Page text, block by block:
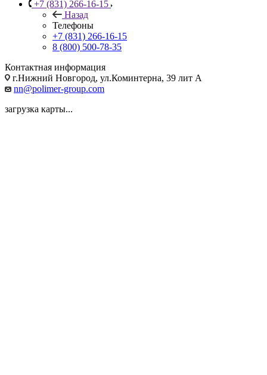
+7 (831) 266-16-15
Назад
Телефоны
+7 (831) 266-16-15
8 (800) 500-78-35
Контактная информация
г.Нижний Новгород, ул.Коминтерна, 39 лит А
nn@polimer-group.com
загрузка карты...